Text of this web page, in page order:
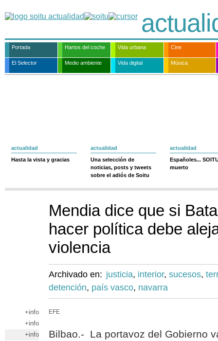
Portada Hartos del coche Vida urbana Cine
El Selector Medio ambiente Vida digital Música
actualidad
Hasta la vista y gracias
actualidad
Una selección de
noticias, posts y tweets
sobre el adiós de Soitu
actualidad
Españoles...
muerto
Mendia dice que si
hacer política debe
violencia
Archivado en: justicia, interior, sucesos,
detención, país vasco, navarra
+info
+info
+info
EFE
Bilbao.- La portavoz del Gobierno